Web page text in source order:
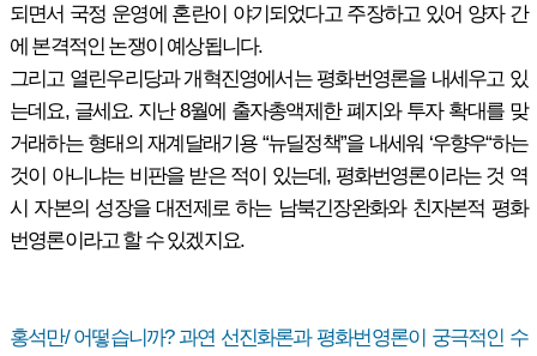
되면서 국정 운영에 혼란이 야기되었다고 주장하고 있어 양자 간
에 본격적인 논쟁이 예상됩니다.
그리고 열린우리당과 개혁진영에서는 평화번영론을 내세우고 있
는데요, 글세요. 지난 8월에 출자총액제한 폐지와 투자 확대를 맞
거래하는 형태의 재계달래기용 “뉴딜정책”을 내세워 ‘우향우“하는
것이 아니냐는 비판을 받은 적이 있는데, 평화번영론이라는 것 역
시 자본의 성장을 대전제로 하는 남북긴장완화와 친자본적 평화
번영론이라고 할 수 있겠지요.
홍석만/ 어떻습니까? 과연 선진화론과 평화번영론이 궁극적인 수